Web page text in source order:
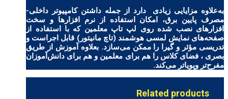
به‌علاوه مزایایی زیادی دارد از جمله داشتن کامپیوتر داخلی-
مصرف پایین برق، امکان استفاده از نرم افزارها و سخت‌
افزارهای نصب شده روی لپ تاپ معلمین که با استفاده از
صفحه‌های نمایش لمسی هوشمند (تاچ مانیتور) قابل اجراست و
تدریسی مؤثر و گیرا را ممکن می‌سازد. بعلاوه آموزش از طریق
بصری ، فضای کلاس را هم برای معلمین و هم برای دانش‌آموزان
مفرح‌تر وپویاتر می‌کند.
Related products